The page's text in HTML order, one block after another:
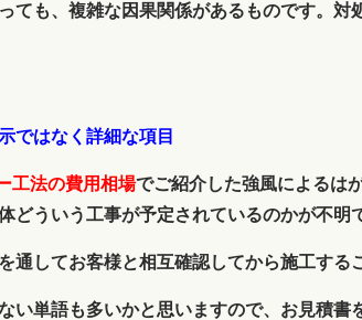
ても、複雑な因果関係があるものです。
ではなく詳細な項目
工法の費用相場でご紹介した強風によるは
どういう工事が予定されているのかが不明
通してお客様と相互確認してから施工する
い単語も多いかと思いますので、お見積